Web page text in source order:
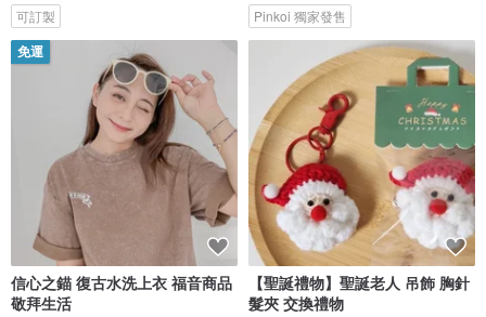
可訂製 Pinkoi 獨家發售
免運
信心之錨 復古水洗上衣 福音商品
敬拜生活
【聖誕禮物】聖誕老人 吊飾 胸針
髮夾 交換禮物